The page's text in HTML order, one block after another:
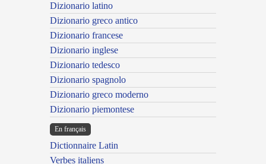
Dizionario latino
Dizionario greco antico
Dizionario francese
Dizionario inglese
Dizionario tedesco
Dizionario spagnolo
Dizionario greco moderno
Dizionario piemontese
En français
Dictionnaire Latin
Verbes italiens